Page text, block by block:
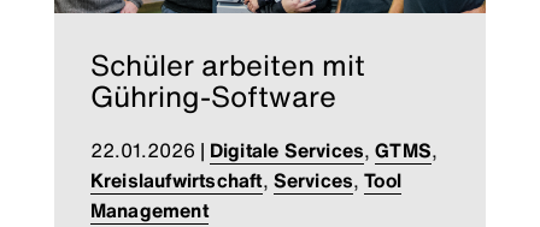
Schüler arbeiten mit
Gühring-Software
22.01.2026 | Digitale Services,GTMS,
Kreislaufwirtschaft, Services,Tool
Management